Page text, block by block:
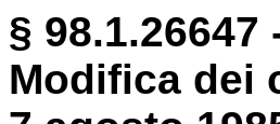
§
Modifica dei